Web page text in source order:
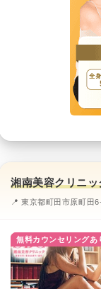
湘南美容クリニ
📍 東京都町田市原町田
無料カウンセリングあ